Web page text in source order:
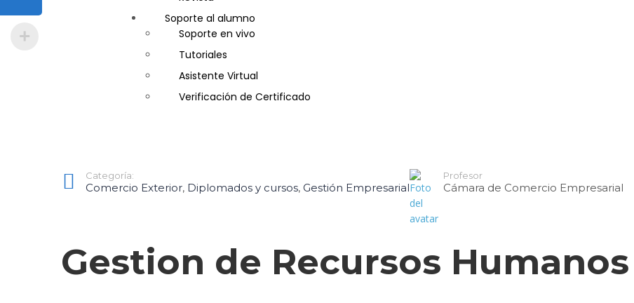
Guía de Turismo
Inglés Americano
Marketing y Publicidad
Medio Ambiente y Seguridad
Plataforma Bancaria y Comercial
Visitador Médico
Soporte al alumno
Soporte en vivo
Tutoriales
Asistente Virtual
Verificación de Certificado
Categoría:
Comercio Exterior, Diplomados y cursos, Gestión Empresarial
Profesor
Cámara de Comercio Empresarial
Gestion de Recursos Humanos